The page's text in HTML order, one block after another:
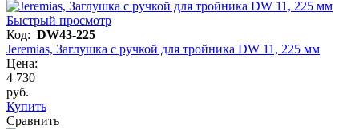
Быстрый просмотр
Код: DW43-225
Jeremias, Заглушка с ручкой для тройника DW 11, 225 мм
Цена:
4 730
руб.
Купить
Сравнить